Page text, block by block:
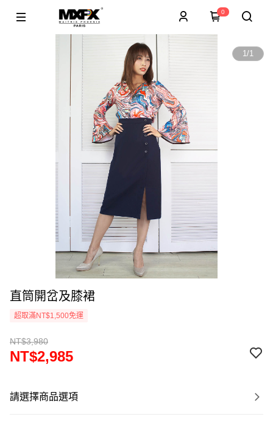
0
1/1
直筒開岔及膝裙
超取滿NT$1,500免運
NT$3,980
NT$2,985
請選擇商品選項